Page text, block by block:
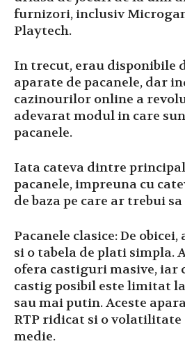
furnizori, inclusiv
Playtech.
In trecut, erau disponibile
aparate de pacanele, dar
cazinourilor online a
adevarat modul in care
pacanele.
Iata cateva dintre
pacanele, impreuna cu
de baza pe care ar trebui
Pacanele clasice: De
si o tabela de plati simpla.
ofera castiguri masive, iar
castig posibil este limitat
sau mai putin. Aceste
RTP ridicat si o volatilitate
medie.